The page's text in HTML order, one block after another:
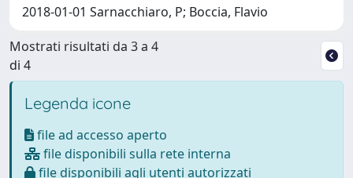
2018-01-01 Sarnacchiaro, P; Boccia, Flavio
Mostrati risultati da 3 a 4
di 4
Legenda icone
file ad accesso aperto
file disponibili sulla rete interna
file disponibili agli utenti autorizzati